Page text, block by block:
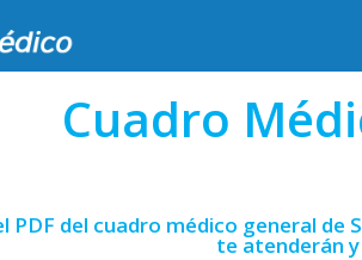
Cuadro
PDF del cuadro médico general
te atenderán